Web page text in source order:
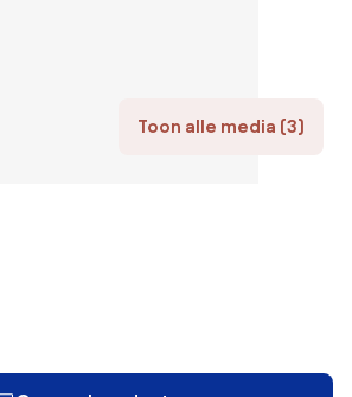
Toon alle media (3)